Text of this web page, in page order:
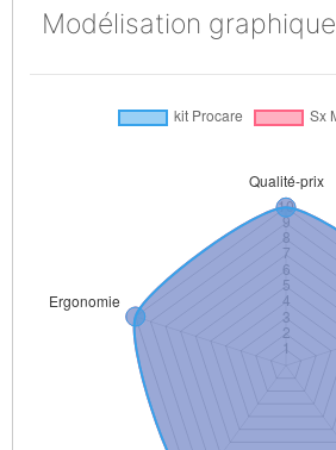
Modélisation graphique